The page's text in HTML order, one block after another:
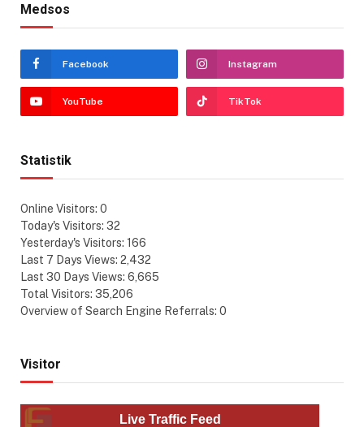
Medsos
Facebook Instagram
YouTube TikTok
Statistik
Online Visitors: 0
Today's Visitors: 32
Yesterday's Visitors: 166
Last 7 Days Views: 2,432
Last 30 Days Views: 6,665
Total Visitors: 35,206
Overview of Search Engine Referrals: 0
Visitor
Live Traffic Feed